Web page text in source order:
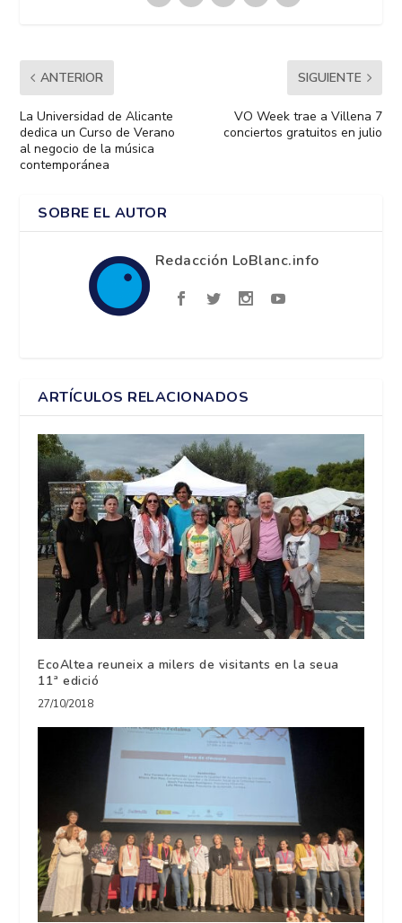
ANTERIOR
La Universidad de Alicante
dedica un Curso de Verano
al negocio de la música
contemporánea
SIGUIENTE
VO Week trae a Villena 7
conciertos gratuitos en julio
SOBRE EL AUTOR
Redacción LoBlanc.info
ARTÍCULOS RELACIONADOS
EcoAltea reuneix a milers de visitants en la seua
11ª edició
27/10/2018